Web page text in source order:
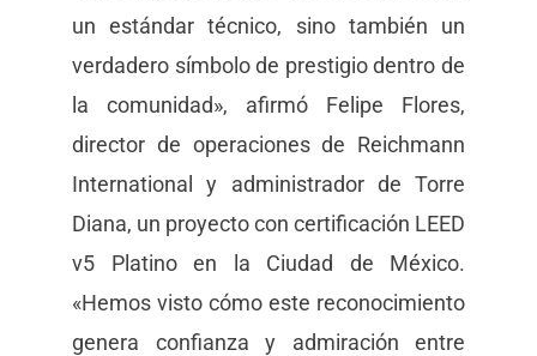
un estándar técnico, sino también un
verdadero símbolo de prestigio dentro de
la comunidad», afirmó Felipe Flores,
director de operaciones de Reichmann
International y administrador de Torre
Diana, un proyecto con certificación LEED
v5 Platino en la Ciudad de México.
«Hemos visto cómo este reconocimiento
genera confianza y admiración entre